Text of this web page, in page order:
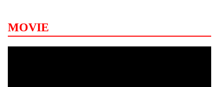
MOVIE